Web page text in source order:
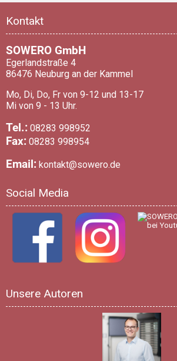
Kontakt
SOWERO GmbH
Egerlandstraße 4
86476 Neuburg an der Kammel
Mo, Di, Do, Fr von 9-12 und 13-17
Mi von 9 - 13 Uhr.
Tel.: 08283 998952
Fax: 08283 998954
Email: kontakt@sowero.de
Social Media
Unsere Autoren